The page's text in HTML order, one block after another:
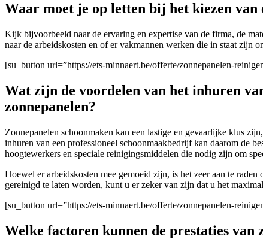
Waar moet je op letten bij het kiezen van
Kijk bijvoorbeeld naar de ervaring en expertise van de firma, de
naar de arbeidskosten en of er vakmannen werken die in staat zijn
[su_button url=”https://ets-minnaert.be/offerte/zonnepanelen-
Wat zijn de voordelen van het inhuren
zonnepanelen?
Zonnepanelen schoonmaken kan een lastige en gevaarlijke klus
inhuren van een professioneel schoonmaakbedrijf kan daarom de
hoogtewerkers en speciale reinigingsmiddelen die nodig zijn om
Hoewel er arbeidskosten mee gemoeid zijn, is het zeer aan te
gereinigd te laten worden, kunt u er zeker van zijn dat u het
[su_button url=”https://ets-minnaert.be/offerte/zonnepanelen-
Welke factoren kunnen de prestaties van